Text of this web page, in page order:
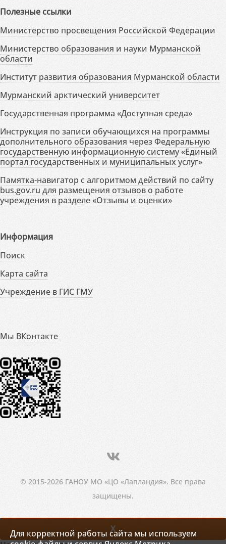
Полезные ссылки
Министерство просвещения Российской Федерации
Министерство образования и науки Мурманской
области
Институт развития образования Мурманской области
Мурманский арктический университет
Государственная программа «Доступная среда»
Инструкция по записи обучающихся на программы
дополнительного образования через Федеральную
государственную информационную систему «Единый
портал государственных и муниципальных услуг»
Памятка-навигатор с алгоритмом действий по сайту
bus.gov.ru для размещения отзывов о работе
учреждения в разделе «Отзывы и оценки»
Информация
Поиск
Карта сайта
Учреждение в ГИС ГМУ
Мы ВКонтакте
© 2015-2026 ГАНОУ МО «ЦО «Лапландия». Все права
защищены.
Для корректной работы сайта мы используем
X